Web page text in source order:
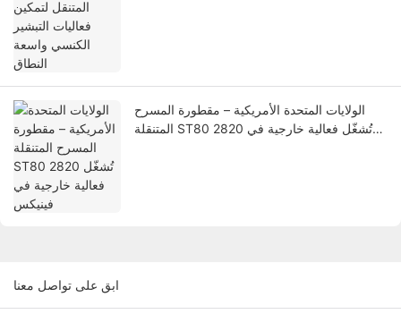
الولايات المتحدة الأمريكية – مقطورة المسرح
المتنقلة ST80 2820 تُشغّل فعالية خارجية في
ابق على تواصل معنا